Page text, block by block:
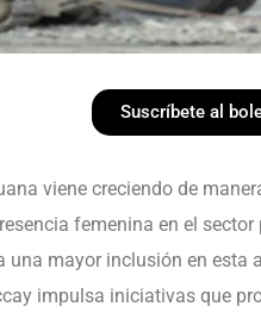
Suscríbete al
viene creciendo de
femenina en el sector
una mayor inclusión en esta
impulsa iniciativas que